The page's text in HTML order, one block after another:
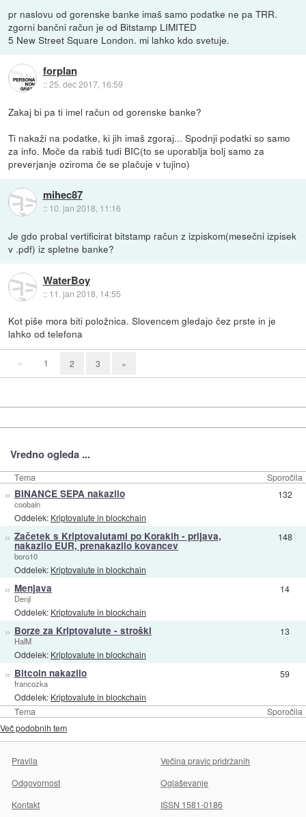
pr naslovu od gorenske banke imaš samo podatke ne pa TRR.
zgorni bančni račun je od Bitstamp LIMITED
5 New Street Square London. mi lahko kdo svetuje.
forplan
::25. dec 2017, 16:59
Zakaj bi pa ti imel račun od gorenske banke?
Ti nakaži na podatke, ki jih imaš zgoraj... Spodnji podatki so samo
za info. Moče da rabiš tudi BIC(to se uporablja bolj samo za
preverjanje oziroma če se plačuje v tujino)
mihec87
:: 10. jan 2018, 11:16
Je gdo probal vertificirat bitstamp račun z izpiskom(mesečni izpisek
v .pdf) iz spletne banke?
WaterBoy
:: 11. jan 2018, 14:55
Kot piše mora biti položnica. Slovencem gledajo čez prste in je
lahko od telefona
« 1 2 3 »
Vredno ogleda ...
Tema Sporočila
Tema Sporočila
» BINANCE SEPA nakazilo
coobain
Oddelek: Kriptovalute in blockchain
132
» Začetek s Kriptovalutami po Korakih - prijava,
nakazilo EUR, prenakazilo kovancev
boro10
Oddelek: Kriptovalute in blockchain
148
» Menjava
Denji
Oddelek: Kriptovalute in blockchain
14
» Borze za Kriptovalute - stroški
HalM
Oddelek: Kriptovalute in blockchain
13
» Bitcoin nakazilo
francozka
Oddelek: Kriptovalute in blockchain
59
Več podobnih tem
Pravila
Večina pravic pridržanih
Odgovornost
Oglaševanje
Kontakt
ISSN 1581-0186